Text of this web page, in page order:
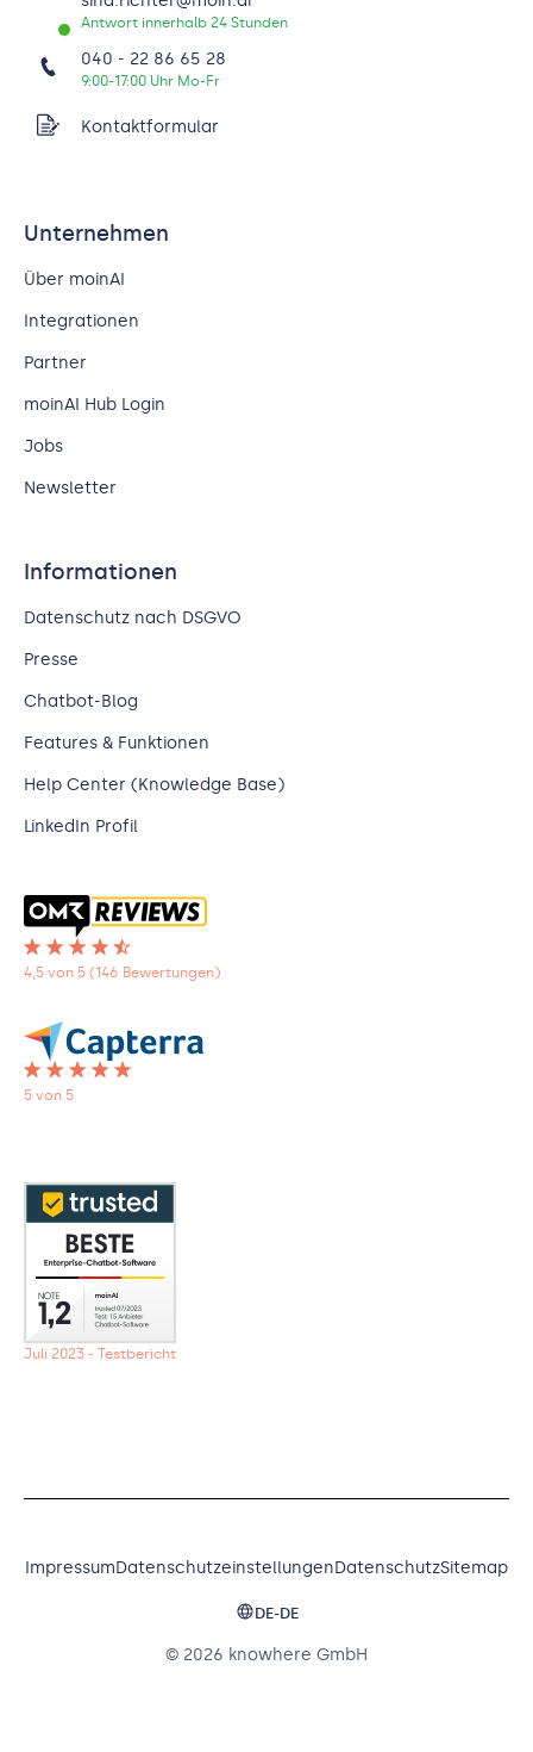
Antwort innerhalb 24 Stunden
040 - 22 86 65 28
9:00-17:00 Uhr Mo-Fr
Kontaktformular
Unternehmen
Über moinAI
Integrationen
Partner
moinAI Hub Login
Jobs
Newsletter
Informationen
Datenschutz nach DSGVO
Presse
Chatbot-Blog
Features & Funktionen
Help Center (Knowledge Base)
LinkedIn Profil
4,5 von 5 (146 Bewertungen)
5 von 5
Juli 2023 - Testbericht
© 2026 knowhere GmbH
ImpressumDatenschutzeinstellungenDatenschutzSitemap
DE-DE